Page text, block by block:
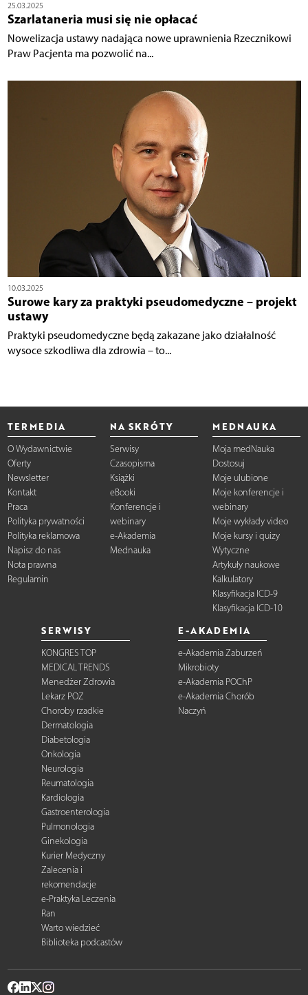
25.03.2025
Szarlataneria musi się nie opłacać
Nowelizacja ustawy nadająca nowe uprawnienia Rzecznikowi
Praw Pacjenta ma pozwolić na...
10.03.2025
Surowe kary za praktyki pseudomedyczne – projekt
ustawy
Praktyki pseudomedyczne będą zakazane jako działalność
wysoce szkodliwa dla zdrowia – to...
TERMEDIA
O Wydawnictwie
Oferty
Newsletter
Kontakt
Praca
Polityka prywatności
Polityka reklamowa
Napisz do nas
Nota prawna
Regulamin
NA SKRÓTY
Serwisy
Czasopisma
Książki
eBooki
Konferencje i
webinary
e-Akademia
Mednauka
MEDNAUKA
Moja medNauka
Dostosuj
Moje ulubione
Moje konferencje i
webinary
Moje wykłady video
Moje kursy i quizy
Wytyczne
Artykuły naukowe
Kalkulatory
Klasyfikacja ICD-9
Klasyfikacja ICD-10
SERWISY
KONGRES TOP
MEDICAL TRENDS
Menedżer Zdrowia
Lekarz POZ
Choroby rzadkie
Dermatologia
Diabetologia
Onkologia
Neurologia
Reumatologia
Kardiologia
Gastroenterologia
Pulmonologia
Ginekologia
Kurier Medyczny
Zalecenia i
rekomendacje
e-Praktyka Leczenia
Ran
Warto wiedzieć
Biblioteka podcastów
E-AKADEMIA
e-Akademia Zaburzeń
Mikrobioty
e-Akademia POChP
e-Akademia Chorób
Naczyń